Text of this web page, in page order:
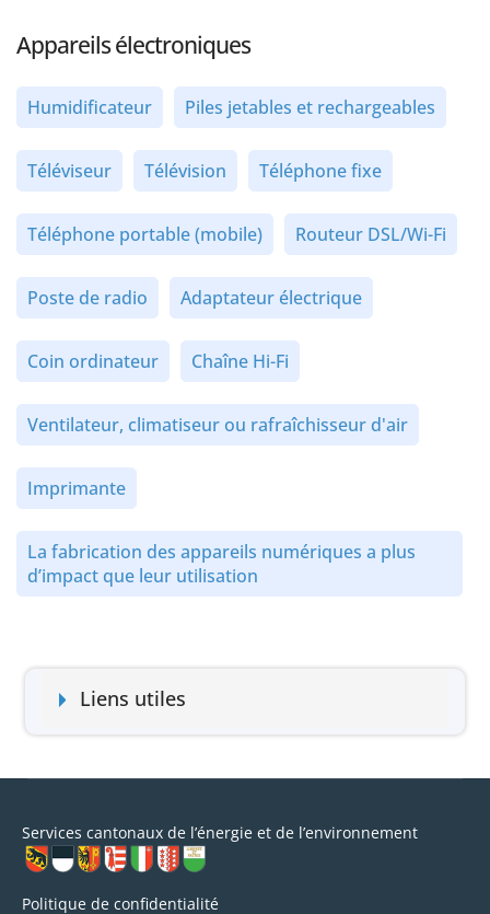
Appareils électroniques
Humidificateur Piles jetables et rechargeables
Téléviseur Télévision Téléphone fixe
Téléphone portable (mobile) Routeur DSL/Wi-Fi
Poste de radio Adaptateur électrique
Coin ordinateur Chaîne Hi-Fi
Ventilateur, climatiseur ou rafraîchisseur d'air
Imprimante
La fabrication des appareils numériques a plus
d’impact que leur utilisation
Liens utiles
Services cantonaux de l’énergie et de l’environnement
Politique de confidentialité